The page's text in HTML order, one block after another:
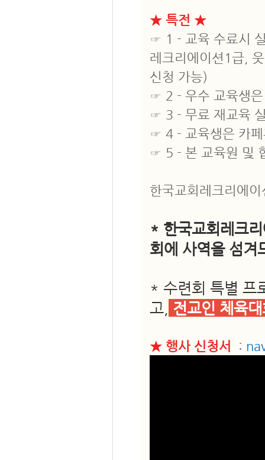
★ 특전 ★
☞ 1 - 교육 수료시
레크리에이션1급,
신청 가능)
☞ 2 - 우수 교육생은
☞ 3 - 무료 재교육
☞ 4 - 교육생은 카페
☞ 5 - 본 교육원 및
한국교회레크리에
* 한국교회레크
회에 사역을 섬겨
* 수련회 특별 프
고, 전교인 체육
★ 행사 신청서 :